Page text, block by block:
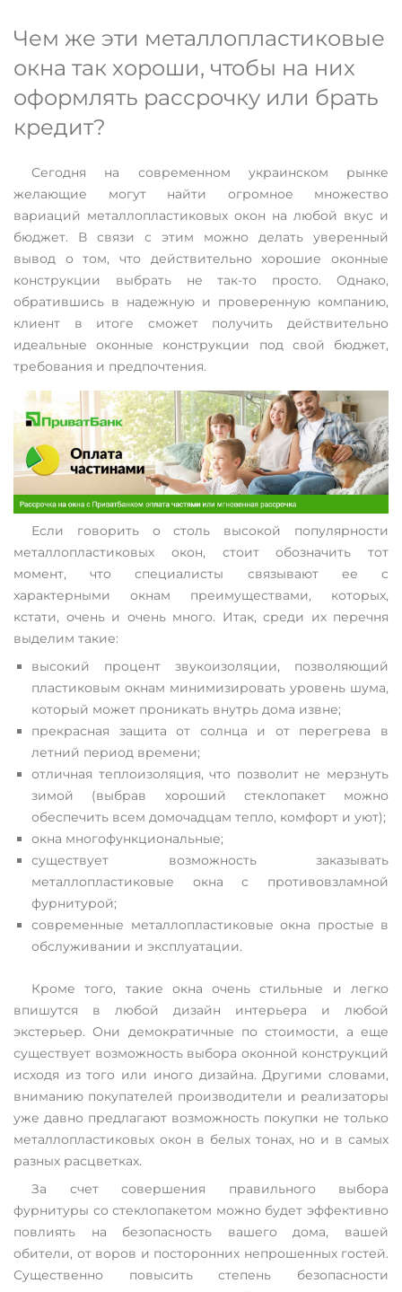
Чем же эти металлопластиковые
окна так хороши, чтобы на них
оформлять рассрочку или брать
кредит?
Сегодня на современном украинском рынке
желающие могут найти огромное множество
вариаций металлопластиковых окон на любой вкус и
бюджет. В связи с этим можно делать уверенный
вывод о том, что действительно хорошие оконные
конструкции выбрать не так-то просто. Однако,
обратившись в надежную и проверенную компанию,
клиент в итоге сможет получить действительно
идеальные оконные конструкции под свой бюджет,
требования и предпочтения.
Если говорить о столь высокой популярности
металлопластиковых окон, стоит обозначить тот
момент, что специалисты связывают ее с
характерными окнам преимуществами, которых,
кстати, очень и очень много. Итак, среди их перечня
выделим такие:
высокий процент звукоизоляции, позволяющий
пластиковым окнам минимизировать уровень шума,
который может проникать внутрь дома извне;
прекрасная защита от солнца и от перегрева в
летний период времени;
отличная теплоизоляция, что позволит не мерзнуть
зимой (выбрав хороший стеклопакет можно
обеспечить всем домочадцам тепло, комфорт и уют);
окна многофункциональные;
существует возможность заказывать
металлопластиковые окна с противовзламной
фурнитурой;
современные металлопластиковые окна простые в
обслуживании и эксплуатации.
Кроме того, такие окна очень стильные и легко
впишутся в любой дизайн интерьера и любой
экстерьер. Они демократичные по стоимости, а еще
существует возможность выбора оконной конструкций
исходя из того или иного дизайна. Другими словами,
вниманию покупателей производители и реализаторы
уже давно предлагают возможность покупки не только
металлопластиковых окон в белых тонах, но и в самых
разных расцветках.
За счет совершения правильного выбора
фурнитуры со стеклопакетом можно будет эффективно
повлиять на безопасность вашего дома, вашей
обители, от воров и посторонних непрошенных гостей.
Существенно повысить степень безопасности